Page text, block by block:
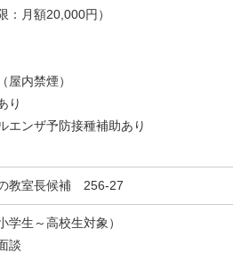
：月額20,000円）
屋内禁煙）
り
エンザ予防接種補助あり
教室長候補 256-27
学生～高校生対象）
談